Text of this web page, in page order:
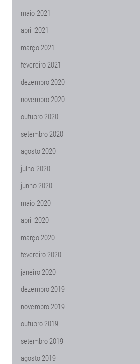
maio 2021
abril 2021
março 2021
fevereiro 2021
dezembro 2020
novembro 2020
outubro 2020
setembro 2020
agosto 2020
julho 2020
junho 2020
maio 2020
abril 2020
março 2020
fevereiro 2020
janeiro 2020
dezembro 2019
novembro 2019
outubro 2019
setembro 2019
agosto 2019